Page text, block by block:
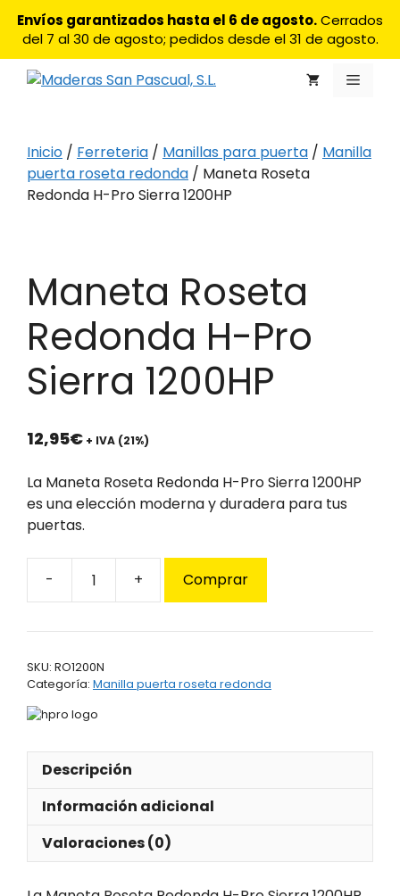
Envíos garantizados hasta el 6 de agosto.Cerrados
del 7 al 30 de agosto; pedidos desde el 31 de agosto.
Menú
Inicio / Ferreteria / Manillas para puerta / Manilla
puerta roseta redonda / Maneta Roseta
Redonda H-Pro Sierra 1200HP
Maneta Roseta
Redonda H-Pro
Sierra 1200HP
12,95€ + IVA (21%)
La Maneta Roseta Redonda H-Pro Sierra 1200HP
es una elección moderna y duradera para tus
puertas.
Maneta
Redonda
Sierra
Comprar
SKU: RO1200N
Categoría: Manilla puerta roseta redonda
Descripción
Información adicional
Valoraciones (0)